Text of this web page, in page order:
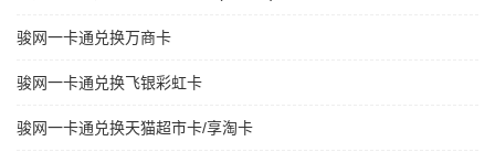
骏网一卡通兑换万商卡
骏网一卡通兑换飞银彩虹卡
骏网一卡通兑换天猫超市卡/享淘卡